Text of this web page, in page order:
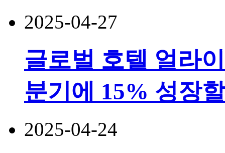
2025-04-27
글로벌 호텔 얼라
분기에 15% 성장
2025-04-24